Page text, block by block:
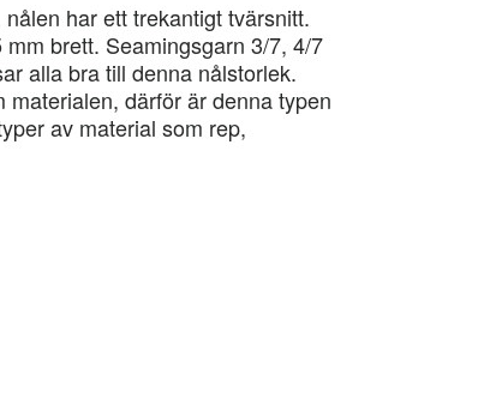
har ett trekantigt tvärsnitt.
brett. Seamingsgarn 3/7, 4/7
alla bra till denna nålstorlek.
materialen, därför är denna typen
av material som rep,